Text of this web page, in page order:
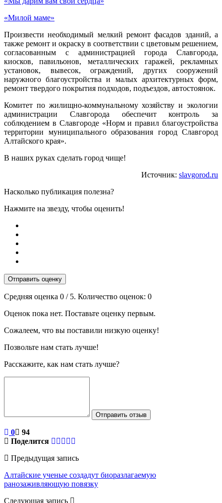
«Милой маме»
Произвести необходимый мелкий ремонт фасадов зданий, а
также ремонт и окраску в соответствии с цветовым решением,
согласованным с администрацией города Славгорода,
киосков, павильонов, металлических гаражей, рекламных
установок, вывесок, ограждений, других сооружений
наружного благоустройства и малых архитектурных форм,
ремонт твердого покрытия подходов, подъездов, автостоянок.
Комитет по жилищно-коммунальному хозяйству и экологии
администрации Славгорода обеспечит контроль за
соблюдением в Славгороде «Норм и правил благоустройства
территории муниципального образования город Славгород
Алтайского края».
В наших руках сделать город чище!
Источник: slavgorod.ru
Насколько публикация полезна?
Нажмите на звезду, чтобы оценить!
Отправить оценку
Средняя оценка 0 / 5. Количество оценок: 0
Оценок пока нет. Поставьте оценку первым.
Сожалеем, что вы поставили низкую оценку!
Позвольте нам стать лучше!
Расскажите, как нам стать лучше?
Отправить отзыв
0
94
Поделится
Предыдущая запись
Алтайские ученые создадут биоразлагаемую
ранозаживляющую повязку
Следующая запись